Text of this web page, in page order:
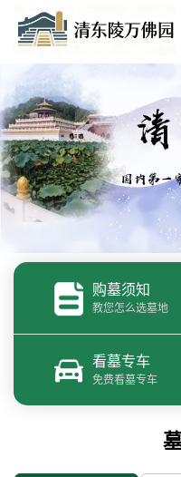
购墓须知
教您怎么选墓地
看墓专车
免费看墓专车